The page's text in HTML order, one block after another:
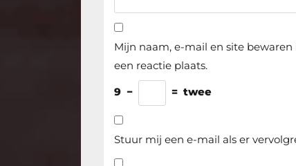
Mijn naam, e-mail en site
een reactie plaats.
9 − = twee
Stuur mij een e-mail als er